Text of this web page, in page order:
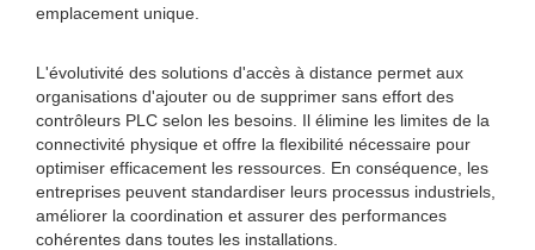
emplacement unique.
L'évolutivité des solutions d'accès à distance permet aux
organisations d'ajouter ou de supprimer sans effort des
contrôleurs PLC selon les besoins. Il élimine les limites de la
connectivité physique et offre la flexibilité nécessaire pour
optimiser efficacement les ressources. En conséquence, les
entreprises peuvent standardiser leurs processus industriels,
améliorer la coordination et assurer des performances
cohérentes dans toutes les installations.